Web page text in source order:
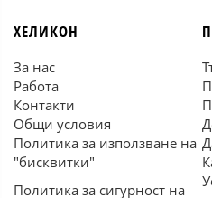
ХЕЛИКОН
За нас
Работа
Контакти
Общи условия
Политика за използване на
"бисквитки"
Политика за сигурност на